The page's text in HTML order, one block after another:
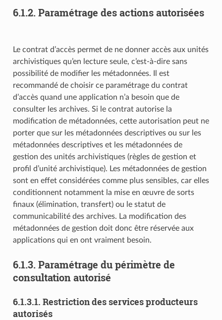
6.1.2. Paramétrage des actions autorisées
Le contrat d’accès permet de ne donner accès aux unités
archivistiques qu’en lecture seule, c’est-à-dire sans
possibilité de modifier les métadonnées. Il est
recommandé de choisir ce paramétrage du contrat
d’accès quand une application n’a besoin que de
consulter les archives. Si le contrat autorise la
modification de métadonnées, cette autorisation peut ne
porter que sur les métadonnées descriptives ou sur les
métadonnées descriptives et les métadonnées de
gestion des unités archivistiques (règles de gestion et
profil d’unité archivistique). Les métadonnées de gestion
sont en effet considérées comme plus sensibles, car elles
conditionnent notamment la mise en œuvre de sorts
finaux (élimination, transfert) ou le statut de
communicabilité des archives. La modification des
métadonnées de gestion doit donc être réservée aux
applications qui en ont vraiment besoin.
6.1.3. Paramétrage du périmètre de
consultation autorisé
6.1.3.1. Restriction des services producteurs
autorisés